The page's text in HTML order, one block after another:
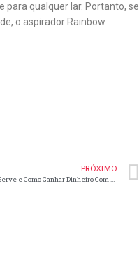
para qualquer lar. Portanto, se
o aspirador Rainbow
PRÓXIMO
Visagismo Masculino: O Que É, Para Que Serve e Como Ganhar Dinheiro Com Ele